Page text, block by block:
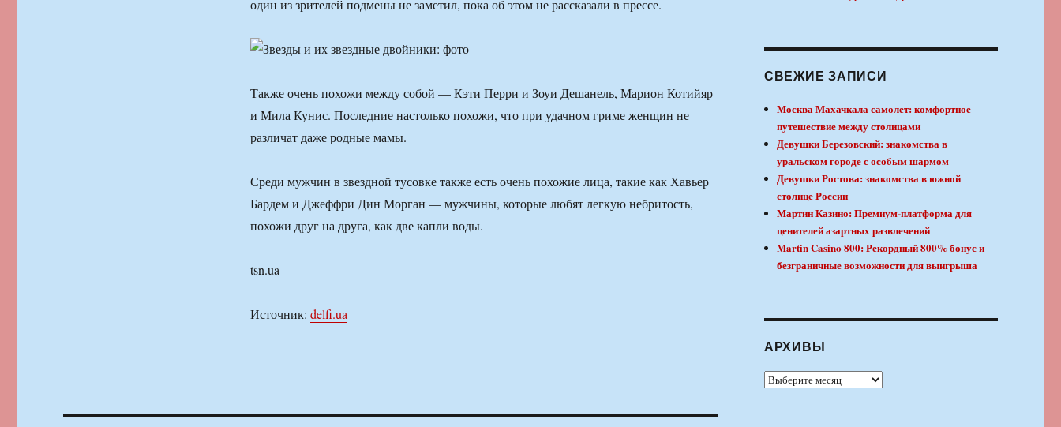
один из зрителей подмены не заметил, пока об этом не рассказали в прессе.
Также очень похожи между собой — Кэти Перри и Зоуи Дешанель, Марион Котийяр
и Мила Кунис. Последние настолько похожи, что при удачном гриме женщин не
различат даже родные мамы.
Среди мужчин в звездной тусовке также есть очень похожие лица, такие как Хавьер
Бардем и Джеффри Дин Морган — мужчины, которые любят легкую небритость,
похожи друг на друга, как две капли воды.
tsn.ua
Источник: delfi.ua
СВЕЖИЕ ЗАПИСИ
Москва Махачкала самолет: комфортное
путешествие между столицами
Девушки Березовский: знакомства в
уральском городе с особым шармом
Девушки Ростова: знакомства в южной
столице России
Мартин Казино: Премиум-платформа для
ценителей азартных развлечений
Martin Casino 800: Рекордный 800% бонус и
безграничные возможности для выигрыша
АРХИВЫ
Архивы